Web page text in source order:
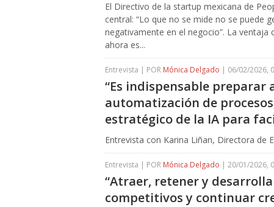
El Directivo de la startup mexicana de
central: “Lo que no se mide no se puede
negativamente en el negocio”. La
ahora es...
Entrevista | POR Mónica Delgado | 06/02/2026,
“Es indispensable preparar
automatización de
estratégico de la IA para
Entrevista con Karina Liñan, Directora de
Entrevista | POR Mónica Delgado | 20/01/2026,
“Atraer, retener y
competitivos y continuar